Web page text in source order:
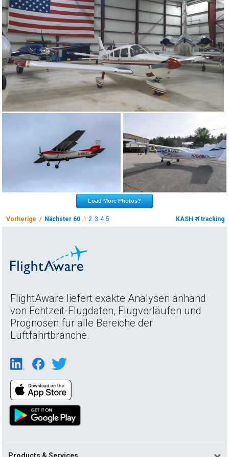
Load More Photos?
Vorherige / Nächster 60 1 2 3 4 5 KASH tracking
FlightAware liefert exakte Analysen anhand
von Echtzeit-Flugdaten, Flugverläufen und
Prognosen für alle Bereiche der
Luftfahrtbranche.